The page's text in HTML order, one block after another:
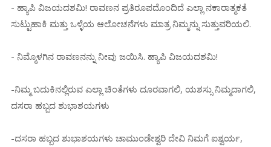
- ಹ್ಯಾಪಿ ವಿಜಯದಶಮಿ! ರಾವಣನ ಪ್ರತಿರೂಪದೊಂದಿದೆ ಎಲ್ಲಾ ನಕಾರಾತ್ಮಕತೆ
ಸುಟ್ಟುಹಾಕಿ ಮತ್ತು ಒಳ್ಳೆಯ ಆಲೋಚನೆಗಳು ಮಾತ್ರ ನಿಮ್ಮನ್ನು ಸುತ್ತುವರಿಯಲಿ.
- ನಿಮ್ಮೊಳಗಿನ ರಾವಣನನ್ನು ನೀವು ಜಯಿಸಿ. ಹ್ಯಾಪಿ ವಿಜಯದಶಮಿ!
-ನಿಮ್ಮ ಬದುಕಿನಲ್ಲಿರುವ ಎಲ್ಲಾ ಚಿಂತೆಗಳು ದೂರವಾಗಲಿ, ಯಶಸ್ಸು ನಿಮ್ಮದಾಗಲಿ,
ದಸರಾ ಹಬ್ಬದ ಶುಭಾಶಯಗಳು
-ದಸರಾ ಹಬ್ಬದ ಶುಭಾಶಯಗಳು ಚಾಮುಂಡೇಶ್ವರಿ ದೇವಿ ನಿಮಗೆ ಐಶ್ವರ್ಯ,